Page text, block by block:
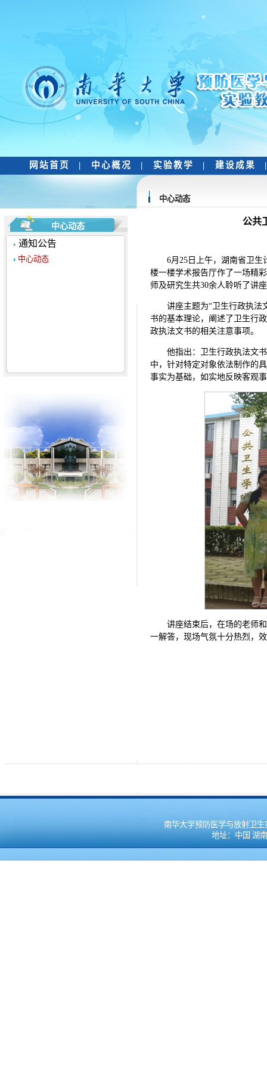
网站首页 | 中心概况 | 实验教学 | 建设成果 |
中心动态
中心动态
通知公告
中心动态
公共
6月25日上午，湖南省卫
楼一楼学术报告厅作了一场精
师及研究生共30余人聆听了讲
讲座主题为“卫生行政执法
书的基本理论，阐述了卫生行
政执法文书的相关注意事项。
他指出：卫生行政执法文
中，针对特定对象依法制作的
事实为基础，如实地反映客观
讲座结束后，在场的老师
一解答，现场气氛十分热烈，
南华大学预防医学与放射卫
地址：中国 湖